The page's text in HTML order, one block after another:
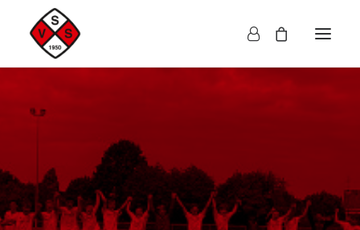
Kinder
Accessoires